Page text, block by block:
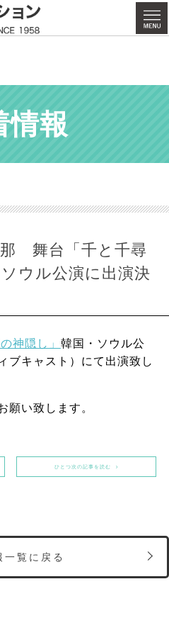
情報
那 舞台「千と千尋
ウル公演に出演決
神隠し」 韓国・ソウル公
ブキャスト）にて出演致し
願い致します。
ひとつ次の記事を読む
一覧に戻る